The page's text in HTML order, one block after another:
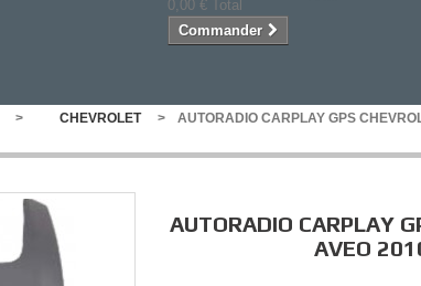
0,00 € Total
Commander
> CHEVROLET > AUTORADIO CARPLAY GPS
AUTORADIO CARPLAY
AVEO